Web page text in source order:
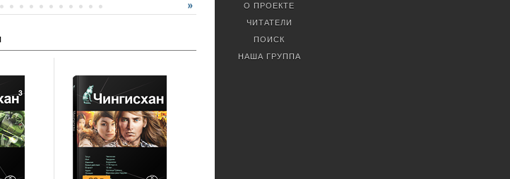
- Марина Дроздецкая
О ПРОЕКТЕ
ЧИТАТЕЛИ
ПОИСК
НАША ГРУППА